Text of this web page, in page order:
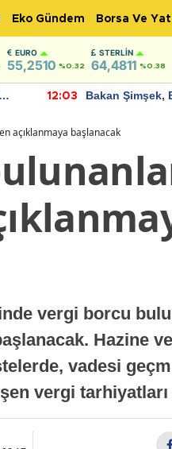
Eko Gündem Borsa Ve
EURO
55,2510 %0.32
STERLIN
64,4811 %0.38
12:03
Bakan Şimşek,
açıklanmaya başlanacak
vergi borcu
Hazine
vadesi
vergi tarhiyatları